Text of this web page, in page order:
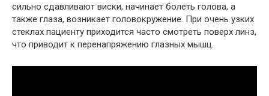
сильно сдавливают виски, начинает болеть голова, а
также глаза, возникает головокружение. При очень узких
стеклах пациенту приходится часто смотреть поверх линз,
что приводит к перенапряжению глазных мышц.